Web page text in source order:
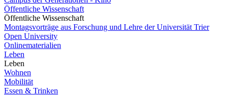
Öffentliche Wissenschaft
Öffentliche Wissenschaft
Montagsvorträge aus Forschung und Lehre der Universität Trier
Open University
Onlinematerialien
Leben
Leben
Wohnen
Mobilität
Essen & Trinken